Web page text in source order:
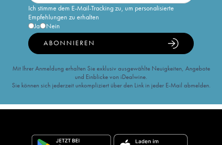
Ich stimme dem E-Mail-Tracking zu, um personalisierte
Empfehlungen zu erhalten
Ja
Nein
ABONNIEREN
Mit Ihrer Anmeldung erhalten Sie exklusiv ausgewählte Neuigkeiten, Angebote
und Einblicke von iDealwine.
Sie können sich jederzeit unkompliziert über den Link in jeder E-Mail abmelden.